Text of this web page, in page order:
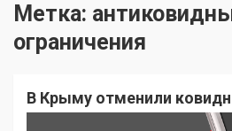
Метка:
ограничения
В Крыму отменили